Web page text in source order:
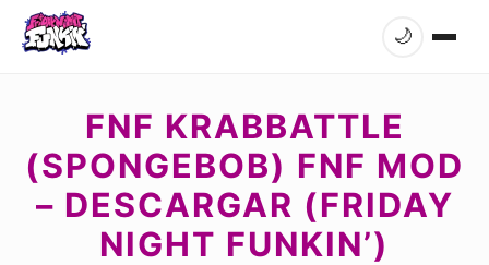
🌙
FNF KRABBATTLE
(SPONGEBOB) FNF MOD
– DESCARGAR (FRIDAY
NIGHT FUNKIN’)